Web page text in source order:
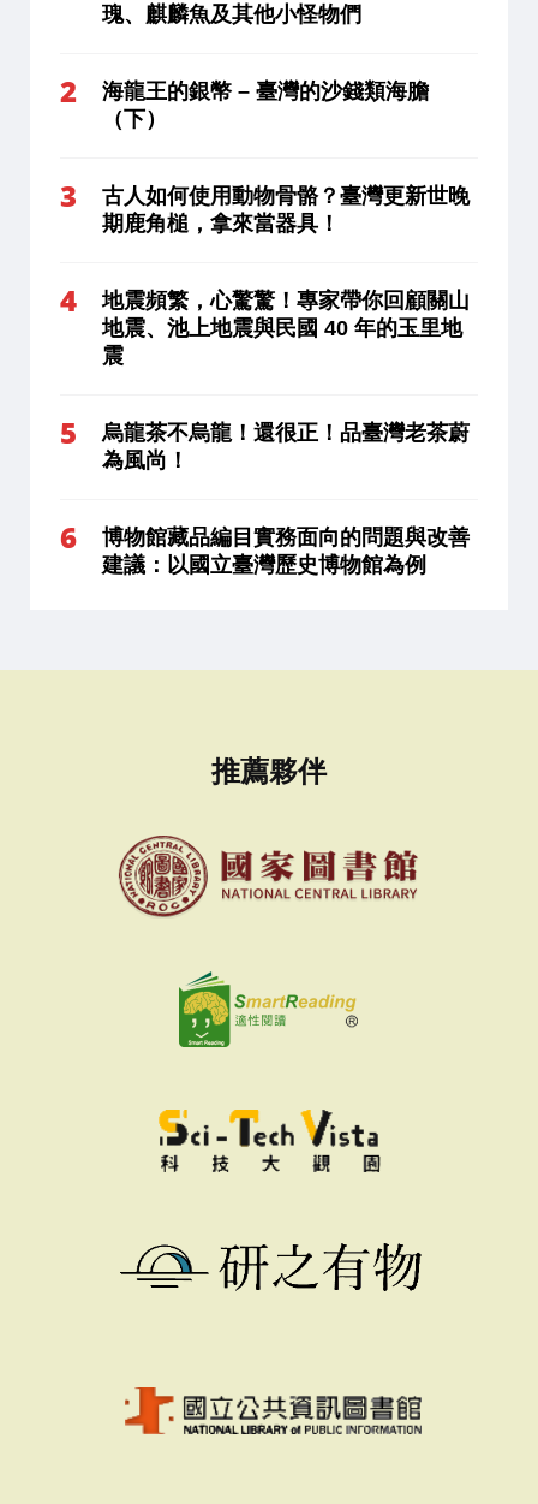
瑰、麒麟魚及其他小怪物們
海龍王的銀幣 – 臺灣的沙錢類海膽
（下）
古人如何使用動物骨骼？臺灣更新世晚
期鹿角槌，拿來當器具！
地震頻繁，心驚驚！專家帶你回顧關山
地震、池上地震與民國 40 年的玉里地
震
烏龍茶不烏龍！還很正！品臺灣老茶蔚
為風尚！
博物館藏品編目實務面向的問題與改善
建議：以國立臺灣歷史博物館為例
推薦夥伴